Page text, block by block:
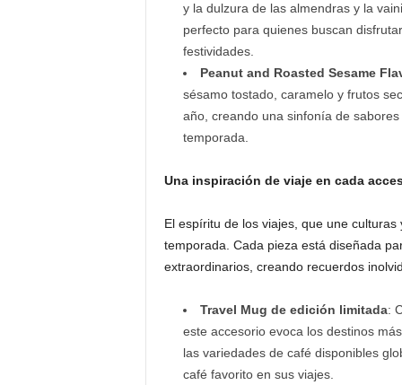
y la dulzura de las almendras y la
perfecto para quienes buscan
festividades.
Peanut and Roasted Sesame
sésamo tostado, caramelo y frutos
año, creando una sinfonía de
temporada.
Una inspiración de viaje en cada
El espíritu de los viajes, que une
temporada. Cada pieza está diseñada
extraordinarios, creando recuerdos
Travel Mug de edición limitada:
este accesorio evoca los destinos
las variedades de café disponibles
café favorito en sus viajes.